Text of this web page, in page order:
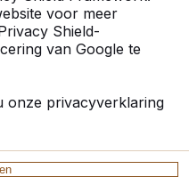
voor meer
Shield-
van Google te
onze privacyverklaring
en